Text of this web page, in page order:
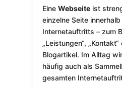
Eine Webseiteist
einzelne Seite innerhalb
Internetauftritts – zum
„Leistungen“,
Blogartikel. Im Alltag
häufig auch als
gesamten